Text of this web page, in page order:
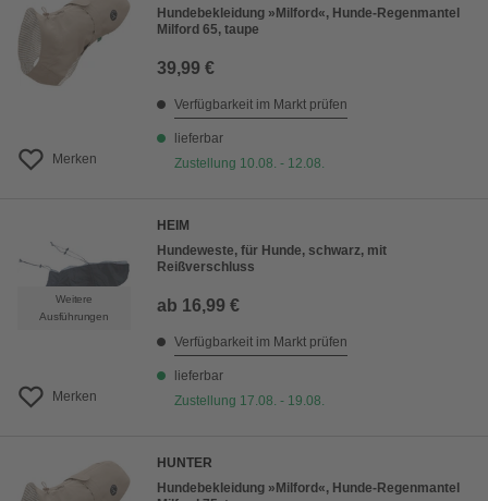
Merken
Hundebekleidung »Milford«, Hunde-Regenmantel
Milford 65, taupe
39,99 €
Verfügbarkeit im Markt prüfen
lieferbar
Zustellung 10.08. - 12.08.
Weitere
Ausführungen
Merken
HEIM
Hundeweste, für Hunde, schwarz, mit
Reißverschluss
ab 16,99 €
Verfügbarkeit im Markt prüfen
lieferbar
Zustellung 17.08. - 19.08.
HUNTER
Hundebekleidung »Milford«, Hunde-Regenmantel